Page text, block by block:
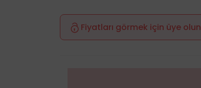
Fiyatları görmek için üye olun